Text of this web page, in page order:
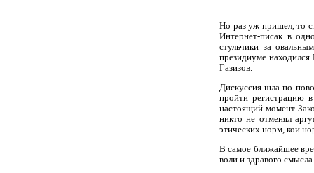
Но раз уж пришел, то
Интернет-писак в
стульчики за
президиуме
Газизов.
Дискуссия шла по
пройти регистрацию
настоящий момент
никто не отменял
этических норм, кои
В самое ближайшее
воли и здравого